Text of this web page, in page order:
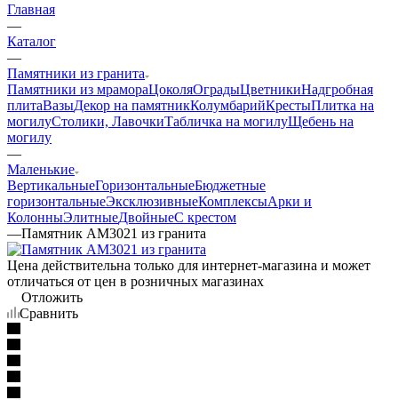
Главная
—
Каталог
—
Памятники из гранита
Памятники из мрамораЦоколяОградыЦветникиНадгробная
плитаВазыДекор на памятникКолумбарийКрестыПлитка на
могилуСтолики, ЛавочкиТабличка на могилуЩебень на
могилу
—
Маленькие
ВертикальныеГоризонтальныеБюджетные
горизонтальныеЭксклюзивныеКомплексыАрки и
КолонныЭлитныеДвойныеС крестом
—Памятник AM3021 из гранита
Цена действительна только для интернет-магазина и может
отличаться от цен в розничных магазинах
Отложить
Сравнить